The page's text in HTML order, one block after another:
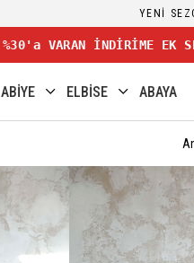
YENİ
%30'a VARAN İNDİRİME EK
ABİYE ELBİSE ABAYA